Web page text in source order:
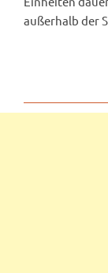
außerhalb der